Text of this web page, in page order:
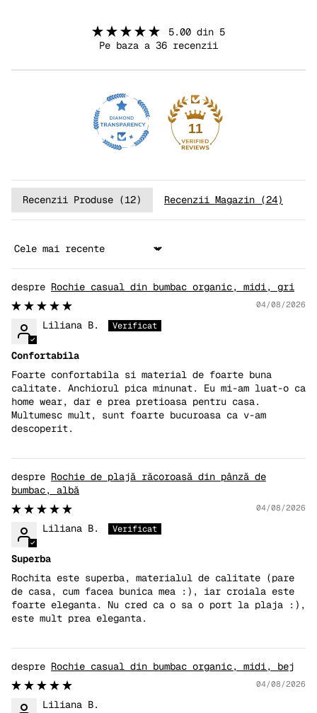
5.00 din 5
Pe baza a 36 recenzii
11
Recenzii Produse (12) Recenzii Magazin (24)
Sort by
Rochie casual din bumbac organic, midi, gri
04/08/2026
Liliana B.
Confortabila
Foarte confortabila si material de foarte buna
calitate. Anchiorul pica minunat. Eu mi-am luat-o ca
home wear, dar e prea pretioasa pentru casa.
Multumesc mult, sunt foarte bucuroasa ca v-am
descoperit.
Rochie de plajă răcoroasă din pânză de
bumbac, albă
04/08/2026
Liliana B.
Superba
Rochita este superba, materialul de calitate (pare
de casa, cum facea bunica mea :), iar croiala este
foarte eleganta. Nu cred ca o sa o port la plaja :),
este mult prea eleganta.
Rochie casual din bumbac organic, midi, bej
04/08/2026
Liliana B.